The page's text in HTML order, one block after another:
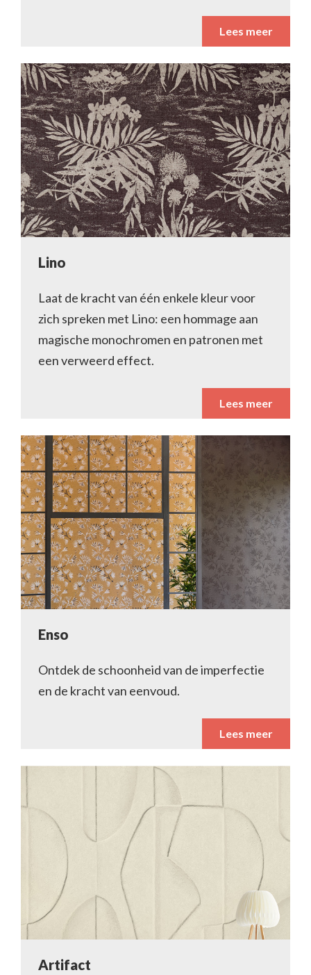
Lees meer
Lino
Laat de kracht van één enkele kleur voor
zich spreken met Lino: een hommage aan
magische monochromen en patronen met
een verweerd effect.
Lees meer
Enso
Ontdek de schoonheid van de imperfectie
en de kracht van eenvoud.
Lees meer
Artifact